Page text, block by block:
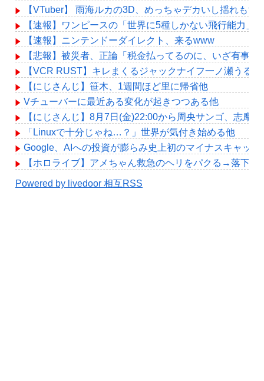
【VTuber】 雨海ルカの3D、めっちゃデカいし揺れもす
【速報】ワンピースの「世界に5種しかない飛行能力」
【速報】ニンテンドーダイレクト、来るwww
【悲報】被災者、正論「税金払ってるのに、いざ有事
【VCR RUST】キレまくるジャックナイフ一ノ瀬うる
【にじさんじ】笹木、1週間ほど里に帰省他
Vチューバーに最近ある変化が起きつつある他
【にじさんじ】8月7日(金)22:00から周央サンゴ、志摩
「Linuxで十分じゃね…？」世界が気付き始める他
Google、AIへの投資が膨らみ史上初のマイナスキャッ
【ホロライブ】アメちゃん救急のヘリをパクる→落下【
Powered by livedoor 相互RSS